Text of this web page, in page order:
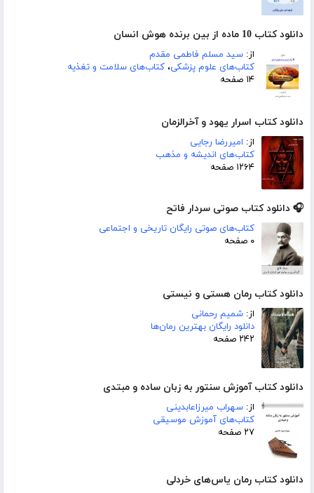
دانلود کتاب 10 ماده از بین برنده هوش انسان
از: سید مسلم فاطمی مقدم
کتاب‌های علوم پزشکی، کتاب‌های سلامت و تغذیه
۱۴ صفحه
دانلود کتاب اسرار یهود و آخرالزمان
از: امیررضا رجایی
کتاب‌های اندیشه و مذهب
۱۲۶۴ صفحه
🎧 دانلود کتاب صوتی سردار فاتح
کتاب‌های صوتی رایگان تاریخی و اجتماعی
۰ صفحه
دانلود کتاب رمان هستی و نیستی
از: شمیم رحمانی
دانلود رایگان بهترین رمان‌ها
۲۴۲ صفحه
دانلود کتاب آموزش سنتور به زبان ساده و مبتدی
از: سهراب میرزاعابدینی
کتاب‌های آموزش موسیقی
۲۷ صفحه
دانلود کتاب رمان یاس‌های خردلی